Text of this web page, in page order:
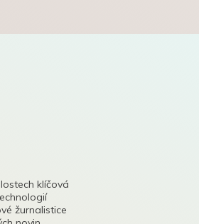
klíčová
žurnalistice